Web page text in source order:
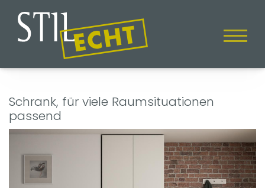
Schrank, für viele Raumsituationen
passend